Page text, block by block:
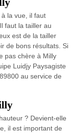
la vue, il faut
faut la tailler au
est de la tailler
de bons résultats. Si
pas chère à Milly
Luidjy Paysagiste
au service de
? Devient-elle
il est important de